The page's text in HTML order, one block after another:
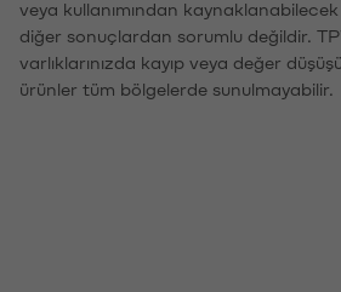
veya kullanımından
diğer sonuçlardan sorumlu değildir.
varlıklarınızda kayıp veya değer
ürünler tüm bölgelerde sunulmayabilir.